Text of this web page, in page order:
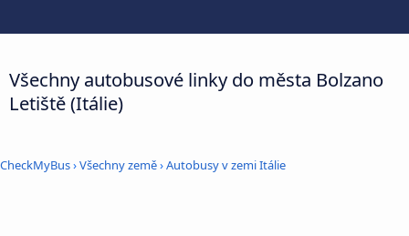
Všechny autobusové linky do města Bolzano
Letiště (Itálie)
CheckMyBus›Všechny země›Autobusy v zemi Itálie